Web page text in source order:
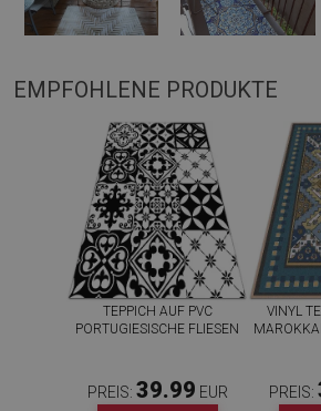
EMPFOHLENE PRODUKTE
TEPPICH AUF PVC
PORTUGIESISCHE FLIESEN
PREIS: 39.99 EUR
VINYL
PREIS: